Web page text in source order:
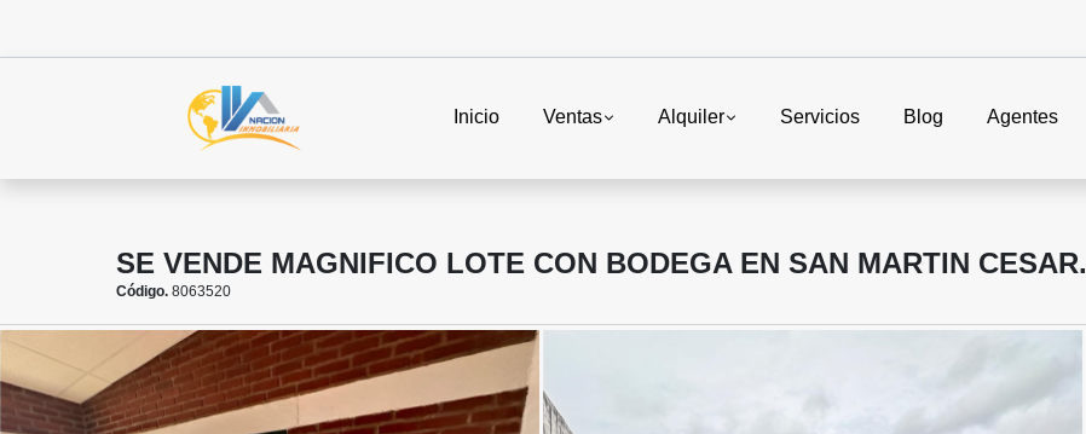
Inicio Ventas Alquiler Servicios Blog Agentes
SE VENDE MAGNIFICO LOTE CON BODEGA EN SAN MARTIN CESAR.
Código. 8063520